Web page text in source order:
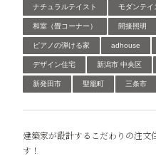
ナチュラルテイスト モダンテイ
和室（畳コーナー） 間接照明
ピアノの弾ける家 adhouse
デザイン住宅 新潟市 中央区
新発田市 聖籠町 三条市
建築家が設計するこだわりの注文
す！